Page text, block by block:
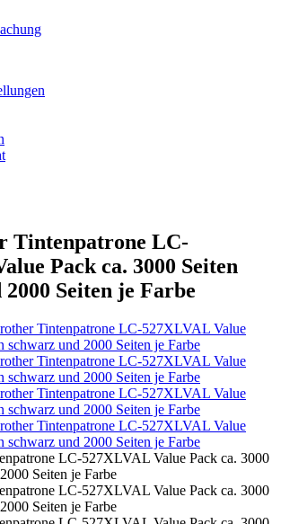
Tintenpatrone LC-
Pack ca. 3000 Seiten
Seiten je Farbe